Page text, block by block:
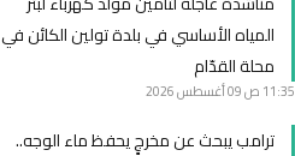
المياه الأساسي في بلدة تولين الكائن في
محلة القدّام
11:35 ص 09 أغسطس 2026
ترامب يبحث عن مخرجٍ يحفظ ماء الوجه..